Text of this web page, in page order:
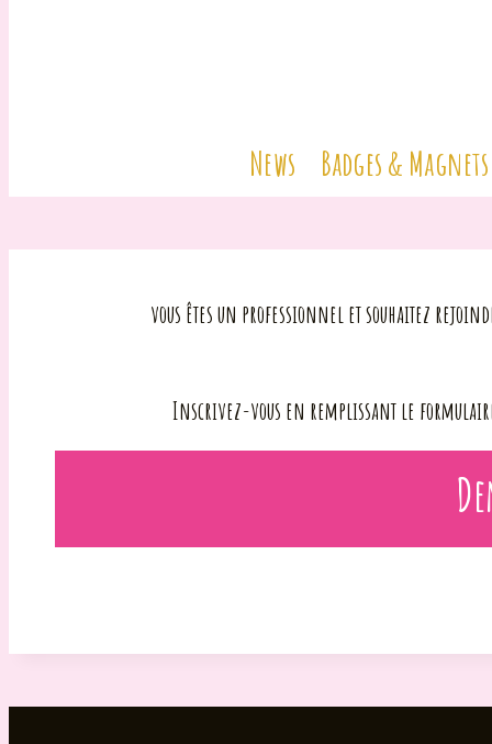
News Badges & Magnets
vous êtes un professionnel et souhaitez
Inscrivez-vous en remplissant le